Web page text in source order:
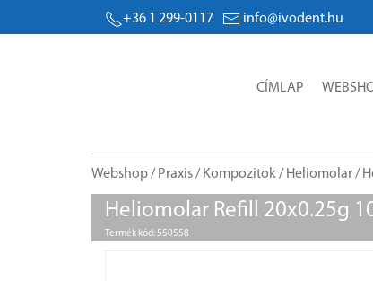
+36 1 299-0117 info@ivodent.hu
CÍMLAP
Webshop/ Praxis/ Kompozitok/ Heliomolar/
Heliomolar Refill 20x0.25g
Termék kód: 550558